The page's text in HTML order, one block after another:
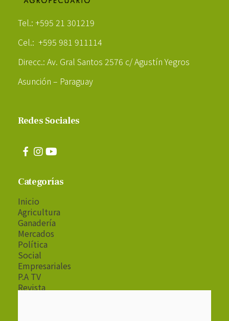
Tel.: +595 21 301219
Cel.: +595 981 911114
Direcc.: Av. Gral Santos 2576 c/ Agustín Yegros
Asunción – Paraguay
Redes Sociales
Categorías
Inicio
Agricultura
Ganadería
Mercados
Política
Social
Empresariales
P.A TV
Revista